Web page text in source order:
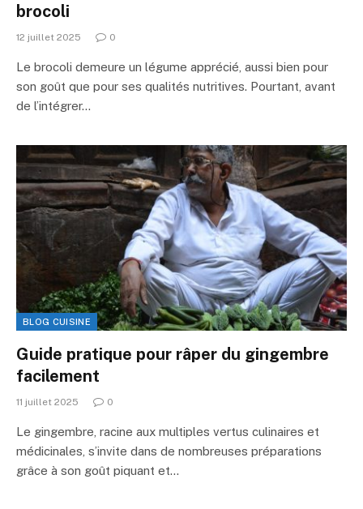
brocoli
12 juillet 2025 0
Le brocoli demeure un légume apprécié, aussi bien pour
son goût que pour ses qualités nutritives. Pourtant, avant
de l’intégrer…
BLOG CUISINE
Guide pratique pour râper du gingembre
facilement
11 juillet 2025 0
Le gingembre, racine aux multiples vertus culinaires et
médicinales, s’invite dans de nombreuses préparations
grâce à son goût piquant et…